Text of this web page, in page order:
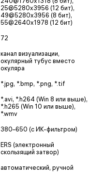
25@5280x3956 (12 бит),
49@5280x3956 (8 бит),
55@2640x1978 (12 бит)
72
канал визуализации,
окулярный тубус вместо
окуляра
*.jpg, *.bmp, *.png, *.tif
*.avi, *.h264 (Win 8 или выше),
*.h265 (Win 10 или выше),
*.wmv
380–650 (с ИК-фильтром)
ERS (электронный
скользящий затвор)
автоматический, ручной